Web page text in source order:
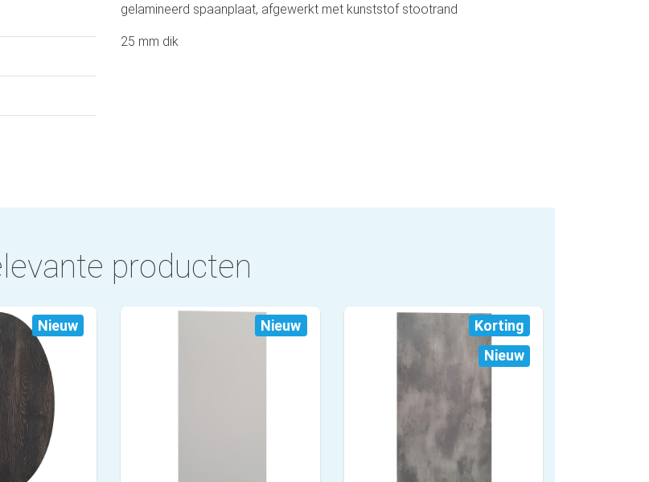
gelamineerd spaanplaat, afgewerkt met kunststof stootrand
25 mm dik
producten
Nieuw Nieuw
Korting
Nieuw